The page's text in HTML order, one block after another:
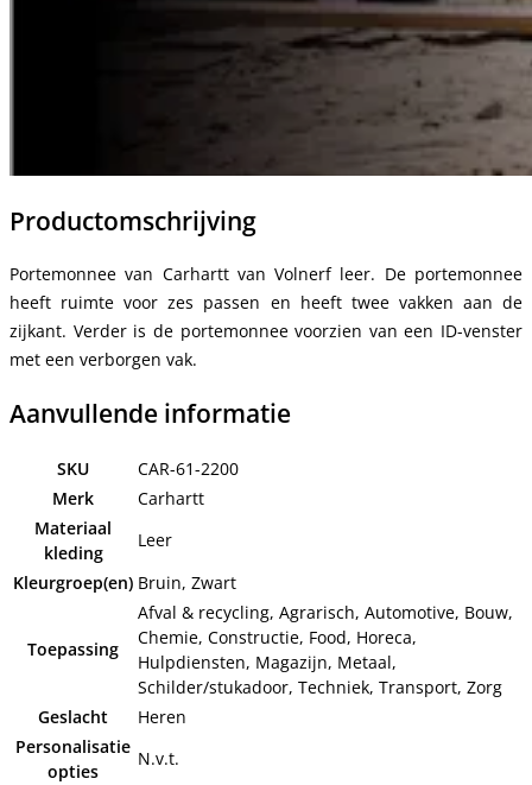
Productomschrijving
Portemonnee van Carhartt van Volnerf leer. De portemonnee
heeft ruimte voor zes passen en heeft twee vakken aan de
zijkant. Verder is de portemonnee voorzien van een ID-venster
met een verborgen vak.
Aanvullende informatie
SKU
CAR-61-2200
Merk
Carhartt
Materiaal
kleding
Leer
Kleurgroep(en) Bruin, Zwart
Toepassing
Afval & recycling, Agrarisch, Automotive, Bouw,
Chemie, Constructie, Food, Horeca,
Hulpdiensten, Magazijn, Metaal,
Schilder/stukadoor, Techniek, Transport, Zorg
Geslacht
Heren
Personalisatie
opties
N.v.t.